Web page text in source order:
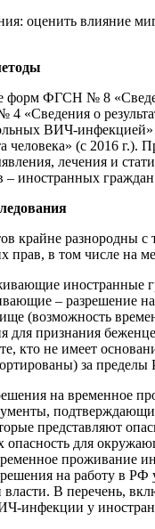
оценить влияние
форм ФГСН № 8
4 «Сведения о
ВИЧ-инфекцией»
(с 2016 г.).
лечения и
– иностранных
крайне разнородны с
прав, в том числе на
иностранные
– разрешение
(возможность
для признания
кто не имеет
за пределы
на временное
представляют
опасность для
проживание
на работу в
власти. В перечень,
инфекции у